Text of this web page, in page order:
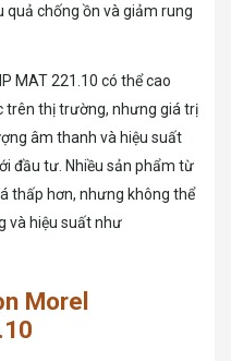
quả chống ồn và giảm rung
MAT 221.10 có thể cao
trên thị trường, nhưng giá trị
âm thanh và hiệu suất
đầu tư. Nhiều sản phẩm từ
thấp hơn, nhưng không thể
và hiệu suất như
Morel